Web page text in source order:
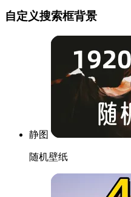
自定义搜索框背景
静图
随机壁纸